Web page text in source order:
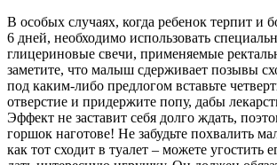
В особых случаях, когда ребенок терпит и
6 дней, необходимо использовать
глицериновые свечи, применяемые
заметите, что малыш сдерживает позывы
под каким-либо предлогом вставьте
отверстие и придержите попу, дабы
Эффект не заставит себя долго ждать,
горшок наготове! Не забудьте похвалить
как тот сходит в туалет – можете угостить